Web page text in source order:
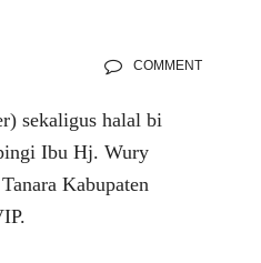
COMMENT
sekaligus halal bi
Ibu Hj. Wury
Kabupaten